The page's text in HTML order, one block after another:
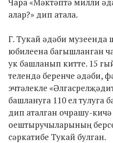
алар?» дип атала.
Г. Тукай әдәби музеенда
юбилеена багышланган
ук башланып китте. 15
телендә беренче әдәби,
эчтәлекле
башлануга 110 ел тулуга
дип аталган очрашу-
оештыручыларының
сәркатибе Тукай булган.